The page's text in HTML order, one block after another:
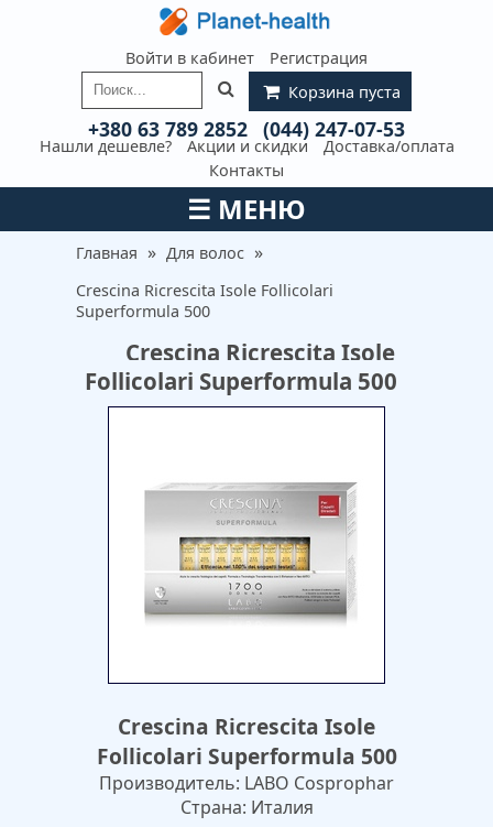
Нашли дешевле? Акции и скидки
Доставка/оплата
Контакты
Корзина пуста
Войти в кабинет Регистрация
+380 63 789 2852 (044) 247-07-53
☰ МЕНЮ
Главная » Для волос »
Crescina Ricrescita Isole Follicolari
Superformula 500
Crescina Ricrescita Isole
Follicolari Superformula 500
Crescina Ricrescita Isole
Follicolari Superformula 500
Производитель: LABO Cosprophar
Страна: Италия